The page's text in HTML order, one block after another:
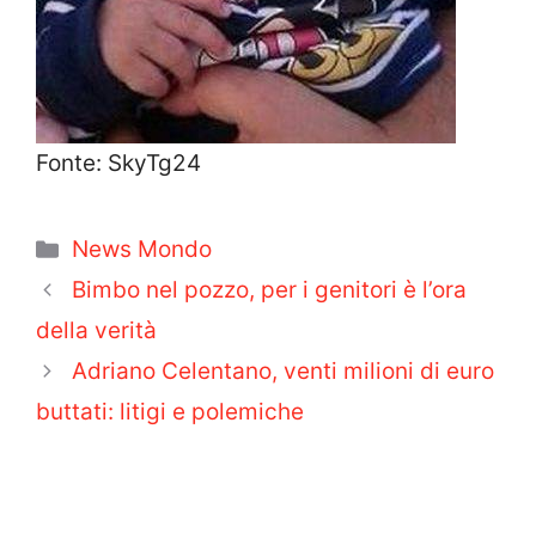
Fonte: SkyTg24
Categorie
News Mondo
Bimbo nel pozzo, per i genitori è l’ora
della verità
Adriano Celentano, venti milioni di euro
buttati: litigi e polemiche